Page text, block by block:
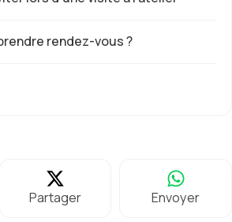
rendez-vous ?
Partager Envoyer